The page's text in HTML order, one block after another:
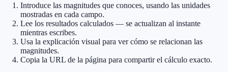
Introduce las magnitudes que conoces, usando las unidades
mostradas en cada campo.
Lee los resultados calculados — se actualizan al instante
mientras escribes.
Usa la explicación visual para ver cómo se relacionan las
magnitudes.
Copia la URL de la página para compartir el cálculo exacto.